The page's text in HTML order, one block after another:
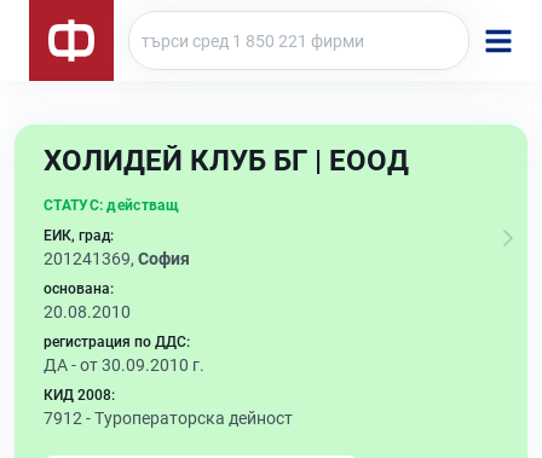
ХОЛИДЕЙ КЛУБ БГ | ЕООД
СТАТУС: действащ
ЕИК, град:
201241369, София
основана:
20.08.2010
регистрация по ДДС:
ДА - от 30.09.2010 г.
КИД 2008:
7912 -Туроператорска дейност